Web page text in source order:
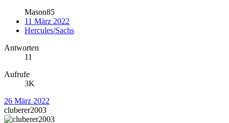
Mason85
11 März 2022
Hercules/Sachs
Antworten
11
Aufrufe
3K
26 März 2022
cluberer2003